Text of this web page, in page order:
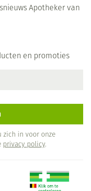
Apotheker van
en promoties
zich in voor onze
privacy policy.